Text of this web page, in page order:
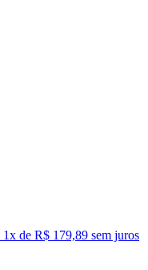
1x de R$ 179,89 sem juros